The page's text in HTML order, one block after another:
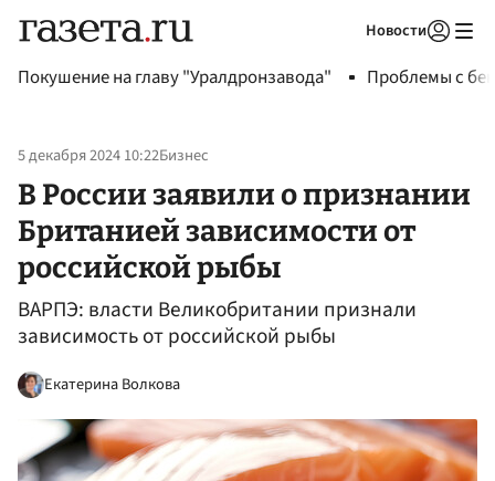
Новости
Покушение на главу "Уралдронзавода" Проблемы с
5 декабря 2024 10:22Бизнес
В России заявили о признании
Британией зависимости от
российской рыбы
ВАРПЭ: власти Великобритании признали
зависимость от российской рыбы
Екатерина Волкова